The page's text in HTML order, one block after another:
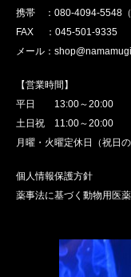
携帯 ：080-4094-5548（
FAX ：045-501-9335
メール：
【営業時間】
平日 13:00～20:00
土日祝 11:00～20:00
月曜・火曜定休日（祝日
個人情報保護方針
薬事法に基づく動物用医